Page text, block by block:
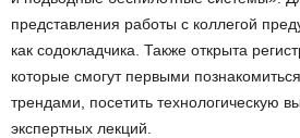
представления работы с коллегой
как содокладчика. Также открыта
которые смогут первыми
трендами, посетить технологическую
экспертных лекций.